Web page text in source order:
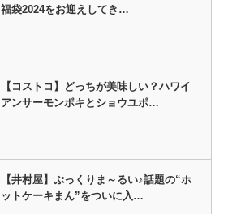
福袋2024をお迎えしてき…
【コストコ】どっちが美味しい？ハワイ
アンサーモンポキとショウユポ…
【井村屋】ぷっくりま～るい♪話題の“ホ
ットケーキまん”をついに入…